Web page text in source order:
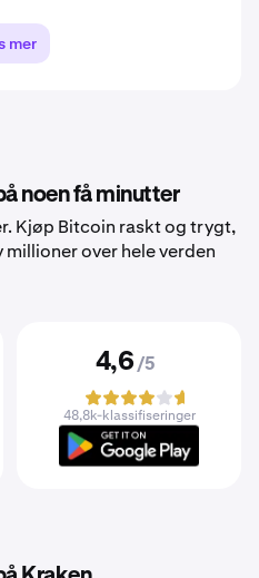
mer
noen få minutter
Kjøp Bitcoin raskt og trygt,
over hele verden
4,6 /5
48,8k-klassifiseringer